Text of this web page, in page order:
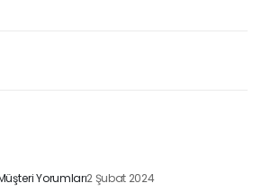
Yorumları2 Şubat 2024